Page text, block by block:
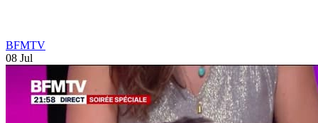
BFMTV
08 Jul